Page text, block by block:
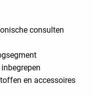
consulten
en accessoires